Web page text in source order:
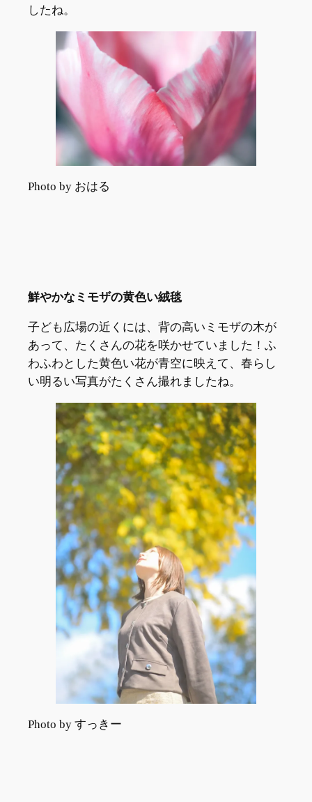
したね。
Photo by おはる
鮮やかなミモザの黄色い絨毯
子ども広場の近くには、背の高いミモザの木が
あって、たくさんの花を咲かせていました！ふ
わふわとした黄色い花が青空に映えて、春らし
い明るい写真がたくさん撮れましたね。
Photo by すっきー